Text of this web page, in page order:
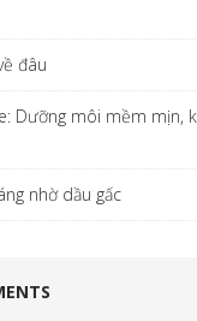
đâu
Dưỡng môi mềm mịn,
nhờ dầu gấc